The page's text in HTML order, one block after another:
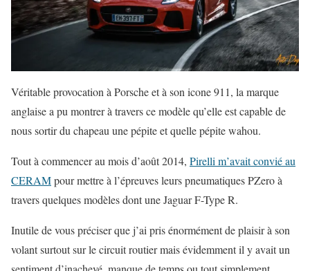
Véritable provocation à Porsche et à son icone 911, la marque
anglaise a pu montrer à travers ce modèle qu’elle est capable de
nous sortir du chapeau une pépite et quelle pépite wahou.
Tout à commencer au mois d’août 2014, Pirelli m’avait convié au
CERAMpour mettre à l’épreuves leurs pneumatiques PZero à
travers quelques modèles dont une Jaguar F-Type R.
Inutile de vous préciser que j’ai pris énormément de plaisir à son
volant surtout sur le circuit routier mais évidemment il y avait un